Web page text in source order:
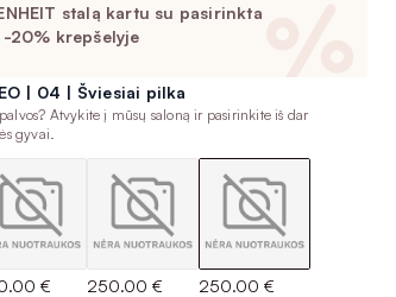
stalą kartu su pasirinkta
20% krepšelyje
| 04 | Šviesiai pilka
Atvykite į mūsų saloną ir pasirinkite iš dar
gyvai.
€ 250.00 € 250.00 €